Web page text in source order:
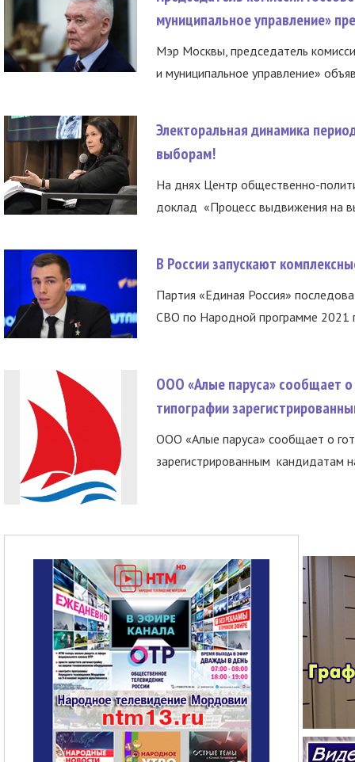
муниципальное управление»
Мэр Москвы, председатель
и муниципальное управление»
Электоральная динамика
выборам!
На днях Центр общественно-
доклад «Процесс выдвижения на
В России запускают
Партия «Единая Россия»
СВО по Народной программе 2021
ООО «Алые паруса» сообщает о
типографии
ООО «Алые паруса» сообщает о
зарегистрированным кандидатам